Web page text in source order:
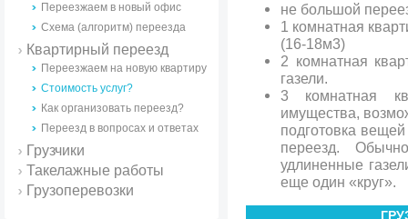
Переезжаем в новый офис
Схема (алгоритм) переезда
Квартирный переезд
Переезжаем на новую квартиру
Стоимость услуг?
Как организовать переезд?
Переезд в вопросах и ответах
Грузчики
Такелажные работы
Грузоперевозки
не большой
1 комнатная
(16-18м3)
2 комнатная
газели.
3 комнатная
имущества,
подготовка
переезд.
удлиненные
еще один «круг».